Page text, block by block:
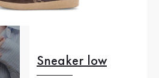
Sneaker low